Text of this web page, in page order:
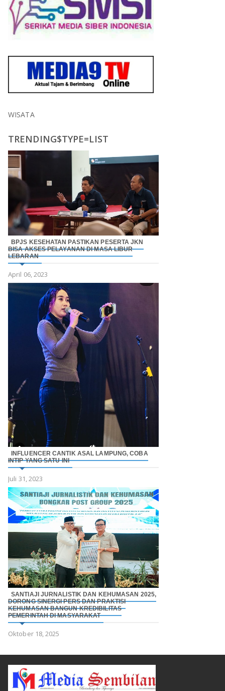
WISATA
TRENDING$TYPE=LIST
BPJS KESEHATAN PASTIKAN PESERTA JKN
BISA AKSES PELAYANAN DI MASA LIBUR
LEBARAN
April 06, 2023
INFLUENCER CANTIK ASAL LAMPUNG, COBA
INTIP YANG SATU INI
Juli 31, 2023
SANTIAJI JURNALISTIK DAN KEHUMASAN 2025,
DORONG SINERGI PERS DAN PRAKTISI
KEHUMASAN BANGUN KREDIBILITAS
PEMERINTAH DI MASYARAKAT
Oktober 18, 2025